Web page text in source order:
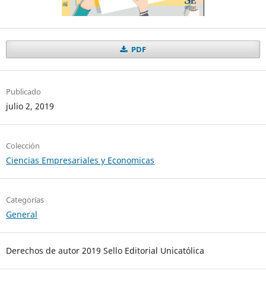
PDF
Publicado
julio 2, 2019
Colección
Ciencias Empresariales y Economicas
Categorías
General
Derechos de autor 2019 Sello Editorial Unicatólica